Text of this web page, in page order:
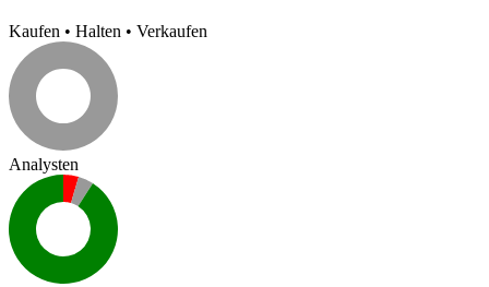
Kaufen • Halten • Verkaufen
Analysten